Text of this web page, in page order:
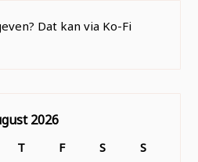
Dat kan via Ko-Fi
2026
T F S
S